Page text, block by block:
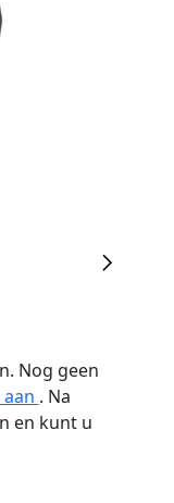
Nog geen
. Na
en kunt u